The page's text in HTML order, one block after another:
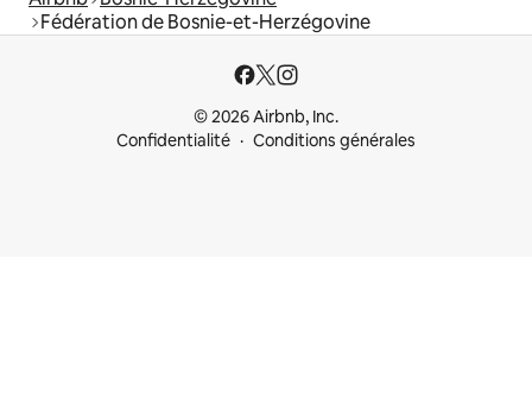
Fédération de Bosnie-et-Herzégovine
© 2026 Airbnb, Inc.
Confidentialité
Conditions générales